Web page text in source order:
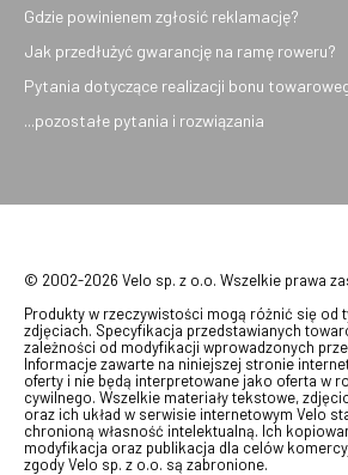
Gdzie powinienem zgłosić reklamację?
Jak przedłużyć gwarancję na ramę roweru?
Pytania dotyczące realizacji bonu
...pozostałe pytania i rozwiązania
© 2002-2026 Velo sp. z o.o. Wszelkie prawa
Produkty w rzeczywistości mogą różnić się od
zdjęciach. Specyfikacja przedstawianych
zależności od modyfikacji wprowadzonych
Informacje zawarte na niniejszej stronie
oferty i nie będą interpretowane jako oferta w
cywilnego. Wszelkie materiały tekstowe,
oraz ich układ w serwisie internetowym Velo
chronioną własność intelektualną. Ich
modyfikacja oraz publikacja dla celów
zgody Velo sp. z o.o. są zabronione.